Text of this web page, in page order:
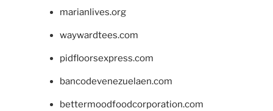
marianlives.org
waywardtees.com
pidfloorsexpress.com
bancodevenezuelaen.com
bettermoodfoodcorporation.com